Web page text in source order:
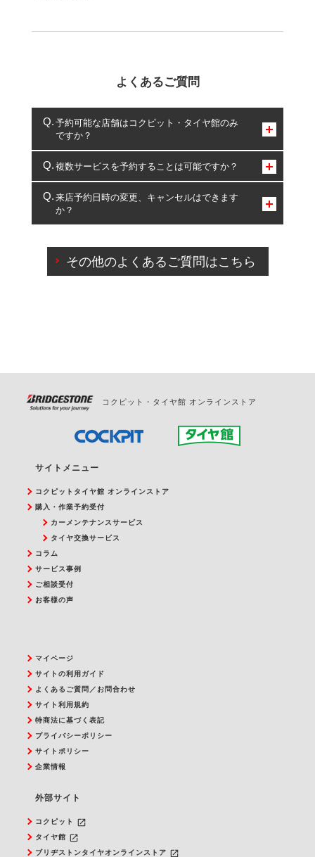
よくあるご質問
予約可能な店舗はコクピット・タイヤ館のみ
ですか？
コクピット・タイヤ館のみとなります。
複数サービスを予約することは可能ですか？
複数サービスのご予約は可能です。
一部の商品・サービスの組み合わせに限り、同時にご予約が
出来ないものもございます。
来店予約日時の変更、キャンセルはできます
か？
ご来店予約日の3営業日前を過ぎている場合のご予約
の日時変更につきましては、直接ご予約の店舗まで
その他のよくあるご質問はこちら
コクピット・タイヤ館 オンラインストア
サイトメニュー
コクピットタイヤ館 オンラインストア
購入・作業予約受付
カーメンテナンスサービス
タイヤ交換サービス
コラム
サービス事例
ご相談受付
お客様の声
マイページ
サイトの利用ガイド
よくあるご質問／お問合わせ
サイト利用規約
特商法に基づく表記
プライバシーポリシー
サイトポリシー
企業情報
外部サイト
コクピット launch
タイヤ館 launch
ブリヂストンタイヤオンラインストア launch